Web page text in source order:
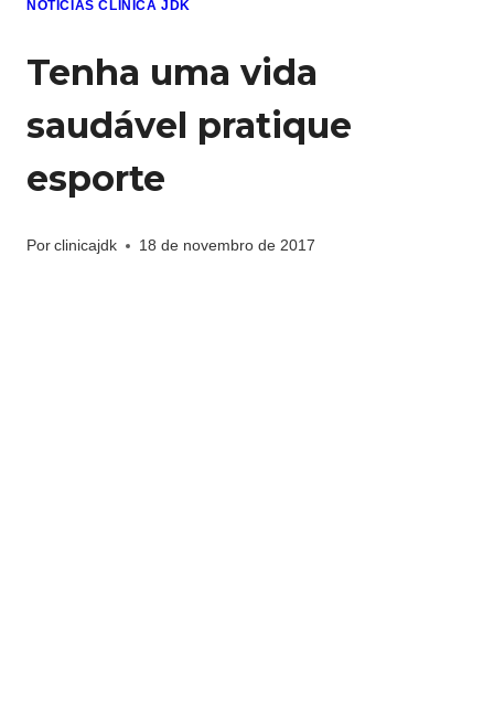
NOTÍCIAS CLÍNICA JDK
Tenha uma vida
saudável pratique
esporte
Por clinicajdk 18 de novembro de 2017